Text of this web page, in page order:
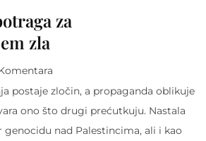
za
zla
postaje zločin, a propaganda oblikuje
ono što drugi prećutkuju. Nastala
nad Palestincima, ali i kao